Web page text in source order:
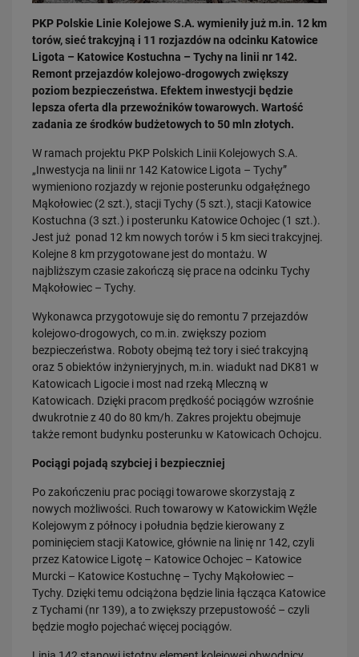
PKP Polskie Linie Kolejowe S.A. wymieniły już m.in. 12 km
torów, sieć trakcyjną i 11 rozjazdów na odcinku Katowice
Ligota – Katowice Kostuchna – Tychy na linii nr 142.
Remont przejazdów kolejowo-drogowych zwiększy
poziom bezpieczeństwa. Efektem inwestycji będzie
lepsza oferta dla przewoźników towarowych. Wartość
zadania ze środków budżetowych to 50 mln złotych.
W ramach projektu PKP Polskich Linii Kolejowych S.A.
„Inwestycja na linii nr 142 Katowice Ligota – Tychy”
wymieniono rozjazdy w rejonie posterunku odgałęźnego
Mąkołowiec (2 szt.), stacji Tychy (5 szt.), stacji Katowice
Kostuchna (3 szt.) i posterunku Katowice Ochojec (1 szt.).
Jest już ponad 12 km nowych torów i 5 km sieci trakcyjnej.
Kolejne 8 km przygotowane jest do montażu. W
najbliższym czasie zakończą się prace na odcinku Tychy
Mąkołowiec – Tychy.
Wykonawca przygotowuje się do remontu 7 przejazdów
kolejowo-drogowych, co m.in. zwiększy poziom
bezpieczeństwa. Roboty obejmą też tory i sieć trakcyjną
oraz 5 obiektów inżynieryjnych, m.in. wiadukt nad DK81 w
Katowicach Ligocie i most nad rzeką Mleczną w
Katowicach. Dzięki pracom prędkość pociągów wzrośnie
dwukrotnie z 40 do 80 km/h. Zakres projektu obejmuje
także remont budynku posterunku w Katowicach Ochojcu.
Pociągi pojadą szybciej i bezpieczniej
Po zakończeniu prac pociągi towarowe skorzystają z
nowych możliwości. Ruch towarowy w Katowickim Węźle
Kolejowym z północy i południa będzie kierowany z
pominięciem stacji Katowice, głównie na linię nr 142, czyli
przez Katowice Ligotę – Katowice Ochojec – Katowice
Murcki – Katowice Kostuchnę – Tychy Mąkołowiec –
Tychy. Dzięki temu odciążona będzie linia łącząca Katowice
z Tychami (nr 139), a to zwiększy przepustowość – czyli
będzie mogło pojechać więcej pociągów.
03.08.2026
Dzięki KPO kolej zmieniła Limanową
PRZECZYTAJ
31.07.2026
Dobre zmiany dla mieszkańców Katowic. Gotowy jest ważny wiadukt
drogowy
PRZECZYTAJ
Nowy wiadukt w Żorach otwarty. Bezpieczniejsze przejazdy,
sprawniejsza…
PRZECZYTAJ